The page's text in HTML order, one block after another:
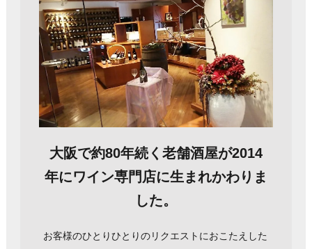
大阪で約80年続く老舗酒屋が2014
年にワイン専門店に生まれかわりま
した。
お客様のひとりひとりのリクエストにおこたえした